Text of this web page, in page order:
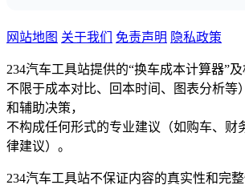
网站地图 关于我们 免责声明 隐私政策
234汽车工具站提供的“换车成本计算器”
不限于成本对比、回本时间、图表分析等
和辅助决策，
不构成任何形式的专业建议（如购车、财
律建议）。
234汽车工具站不保证内容的真实性和完